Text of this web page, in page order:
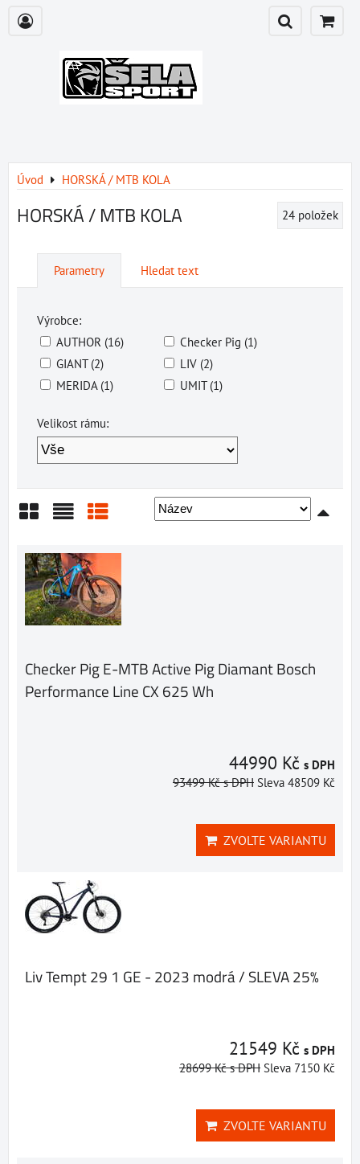
Úvod HORSKÁ / MTB KOLA
HORSKÁ / MTB KOLA 24 položek
Parametry Hledat text
Výrobce:
AUTHOR (16)
Checker Pig (1)
GIANT (2)
LIV (2)
MERIDA (1)
UMIT (1)
Velikost rámu:
Checker Pig E-MTB Active Pig Diamant Bosch
Performance Line CX 625 Wh
44990 Kč s DPH
93499 Kčs DPH Sleva 48509 Kč
ZVOLTE VARIANTU
Liv Tempt 29 1 GE - 2023 modrá / SLEVA 25%
21549 Kč s DPH
28699 Kčs DPH Sleva 7150 Kč
ZVOLTE VARIANTU